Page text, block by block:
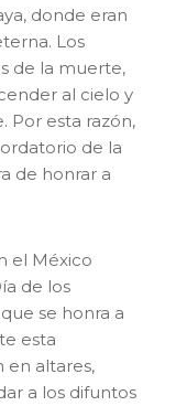
donde eran
Los
de la muerte,
al cielo y
Por esta razón,
de la
de honrar a
el México
de los
se honra a
esta
en altares,
a los difuntos